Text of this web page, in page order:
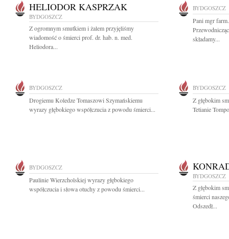
HELIODOR KASPRZAK
BYDGOSZCZ
Z ogromnym smutkiem i żalem przyjęliśmy
wiadomość o śmierci prof. dr. hab. n. med.
Heliodora...
BYDGOSZCZ
Pani mgr
składamy...
BYDGOSZCZ
Drogiemu Koledze Tomaszowi Szymańskiemu
wyrazy głębokiego współczucia z powodu śmierci...
BYDGOSZCZ
Z głębokim
Tetianie
BYDGOSZCZ
Paulinie Wierzcholskiej wyrazy głębokiego
współczucia i słowa otuchy z powodu śmierci...
BYDGOSZCZ
Z głębokim
śmierci
Odszedł...